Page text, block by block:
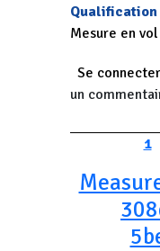
Qualification
Mesure en vol
Se connecter
un
Pagination
1